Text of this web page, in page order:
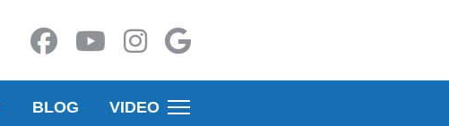
BLOG VIDEO